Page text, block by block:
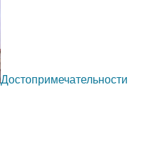
Достопримечательности